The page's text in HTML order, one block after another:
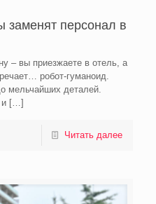
заменят персонал в
– вы приезжаете в отель, а
робот-гуманоид.
мельчайших деталей.
[…]
Читать далее